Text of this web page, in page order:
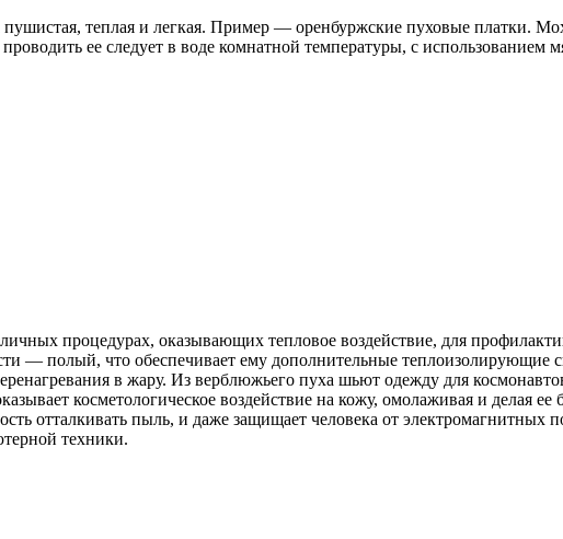
теплая и легкая. Пример — оренбуржские пуховые платки.
ее следует в воде комнатной температуры, с использованием
процедурах, оказывающих тепловое воздействие, для
— полый, что обеспечивает ему дополнительные теплоизолирующие
в жару. Из верблюжьего пуха шьют одежду для
косметологическое воздействие на кожу, омолаживая и делая ее
отталкивать пыль, и даже защищает человека от электромагнитных
техники.